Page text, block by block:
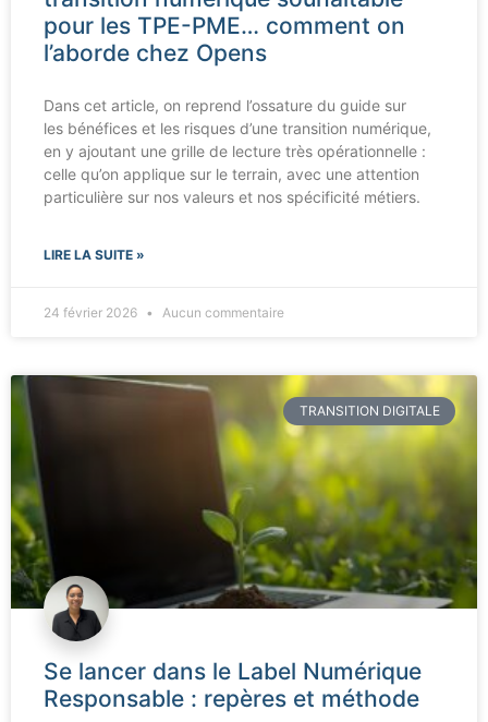
pour les TPE-PME… comment on
l’aborde chez Opens
Dans cet article, on reprend l’ossature du guide sur
les bénéfices et les risques d’une transition numérique,
en y ajoutant une grille de lecture très opérationnelle :
celle qu’on applique sur le terrain, avec une attention
particulière sur nos valeurs et nos spécificité métiers.
LIRE LA SUITE »
24 février 2026 Aucun commentaire
TRANSITION DIGITALE
Se lancer dans le Label Numérique
Responsable : repères et méthode